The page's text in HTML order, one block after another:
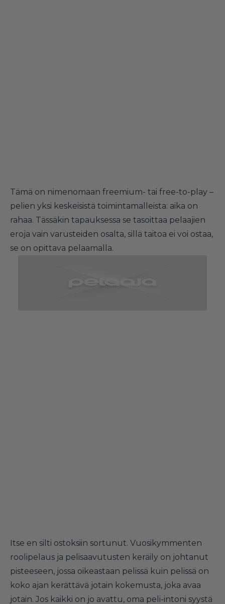
Tämä on nimenomaan freemium- tai free-to-play –
pelien yksi keskeisistä toimintamalleista: aika on
rahaa. Tässäkin tapauksessa se tasoittaa pelaajien
eroja vain varusteiden osalta, sillä taitoa ei voi ostaa,
se on opittava pelaamalla.
Itse en silti ostoksiin sortunut. Vuosikymmenten
roolipelaus ja pelisaavutusten keräily on johtanut
pisteeseen, jossa oikeastaan pelissä kuin pelissä on
koko ajan kerättävä jotain kokemusta, joka avaa
jotain. Jos kaikki on jo avattu, oma peli-intoni syystä